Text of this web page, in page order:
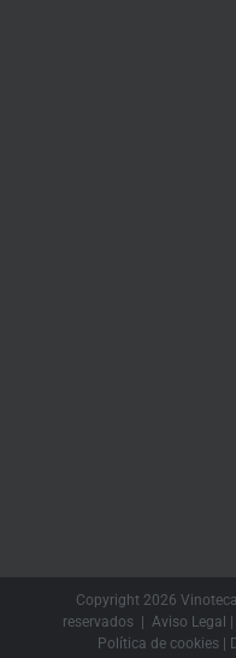
Copyright 2026
reservados | Aviso Legal
Política de cookies|